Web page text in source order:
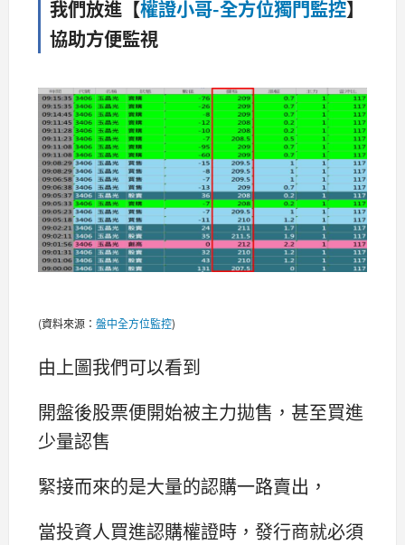
我們放進【權證小哥-全方位獨門監控】
協助方便監視
(資料來源： 盤中全方位監控)
由上圖我們可以看到
開盤後股票便開始被主力拋售，甚至買進
少量認售
緊接而來的是大量的認購一路賣出，
當投資人買進認購權證時，發行商就必須